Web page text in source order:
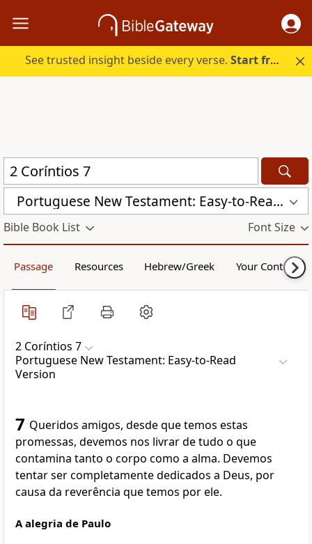
See trusted insight beside every verse.Start free.
Portuguese New Testament: Easy-to-Read Version (VFL)
Bible Book List Font Size
Passage Resources Hebrew/Greek Your Content
2 Coríntios 7
Portuguese New Testament: Easy-to-Read
Version
7 Queridos amigos, desde que temos estas
promessas, devemos nos livrar de tudo o que
contamina tanto o corpo como a alma. Devemos
tentar ser completamente dedicados a Deus, por
causa da reverência que temos por ele.
A alegria de Paulo